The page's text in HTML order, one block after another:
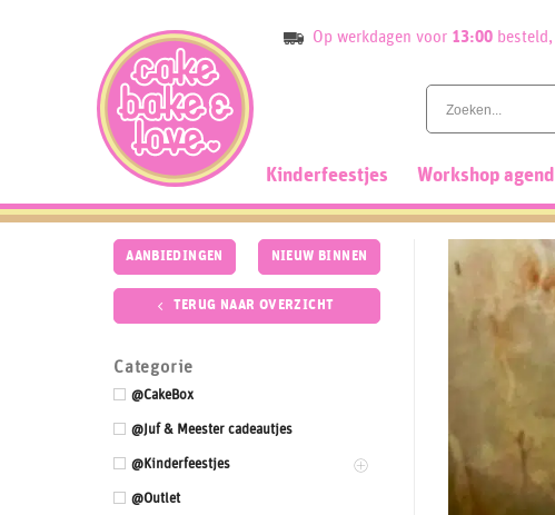
Op werkdagen voor 13:00besteld,
Kinderfeestjes Workshop
AANBIEDINGEN NIEUW BINNEN
TERUG NAAR OVERZICHT
Categorie
@CakeBox
@Juf & Meester cadeautjes
@Kinderfeestjes
@Outlet